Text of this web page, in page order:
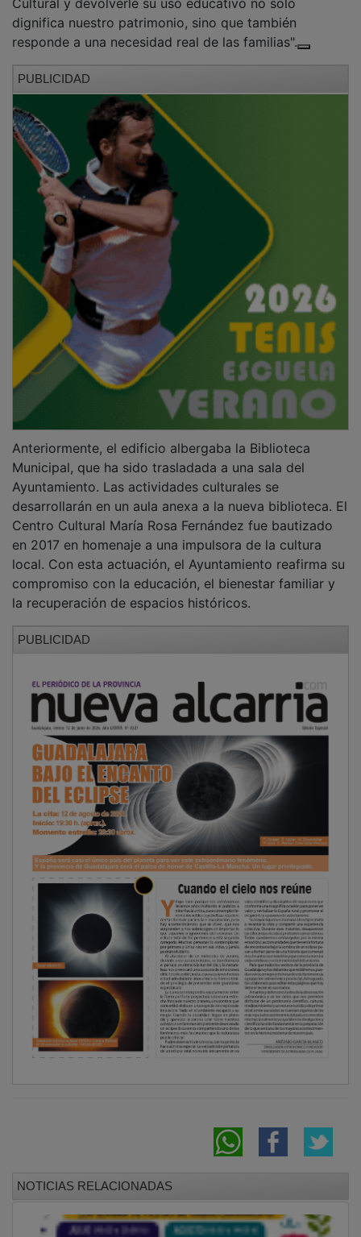
Anteriormente, el edificio albergaba la Biblioteca
Municipal, que ha sido trasladada a una sala del
Ayuntamiento. Las actividades culturales se
desarrollarán en un aula anexa a la nueva biblioteca. El
Centro Cultural María Rosa Fernández fue bautizado
en 2017 en homenaje a una impulsora de la cultura
local. Con esta actuación, el Ayuntamiento reafirma su
compromiso con la educación, el bienestar familiar y
la recuperación de espacios históricos.
PUBLICIDAD
NOTICIAS RELACIONADAS
El Recuenco programa actividades infantiles
gratuitas hasta final de año para reforzar la
conciliación